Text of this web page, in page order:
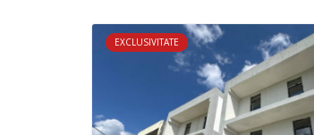
EXCLUSIVITATE